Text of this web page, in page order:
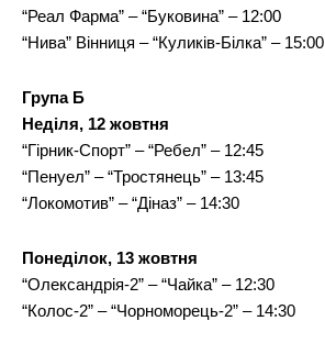
“Реал Фарма” – “Буковина” – 12:00
“Нива” Вінниця – “Куликів-Білка” – 15:00
Група Б
Неділя, 12 жовтня
“Гірник-Спорт” – “Ребел” – 12:45
“Пенуел” – “Тростянець” – 13:45
“Локомотив” – “Діназ” – 14:30
Понеділок, 13 жовтня
“Олександрія-2” – “Чайка” – 12:30
“Колос-2” – “Чорноморець-2” – 14:30